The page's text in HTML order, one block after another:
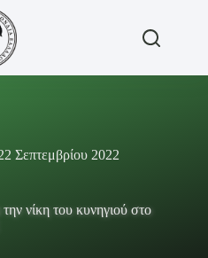
Σεπτεμβρίου 2022
νίκη του κυνηγιού στο